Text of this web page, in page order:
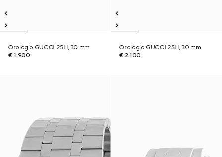
Orologio GUCCI 25H, 30 mm
€ 1.900
Orologio GUCCI 25H, 30 mm
€ 2.100